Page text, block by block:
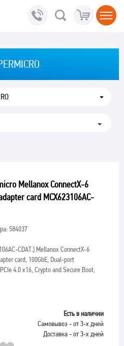
Mellanox ConnectX-6
card MCX623106AC-
584037
CDAT.]Mellanox ConnectX-6
card, 100GbE, Dual-port
4.0 x16, Crypto and Secure Boot,
Есть в наличии
Самовывоз - от 3-х дней
Доставка - от 3-х дней